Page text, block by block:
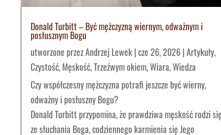
Donald Turbitt – Być mężczyzną wiernym, odważnym i
posłusznym Bogu
utworzone przezAndrzej Lewek|cze 26, 2026|Artykuły,
Czystość,Męskość,Trzeźwym okiem,Wiara,Wiedza
Czy współczesny mężczyzna potrafi jeszcze być wierny,
odważny i posłuszny Bogu?
Donald Turbitt przypomina, że prawdziwa męskość rodzi
ze słuchania Boga, codziennego karmienia się Jego